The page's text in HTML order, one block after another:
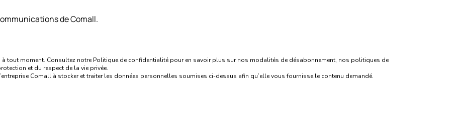
de Comall.
tout moment. Consultez notre Politique de confidentialité pour en savoir plus sur nos modalités de désabonnement, nos politiques de
et du respect de la vie privée.
Comall à stocker et traiter les données personnelles soumises ci-dessus afin qu’elle vous fournisse le contenu demandé.